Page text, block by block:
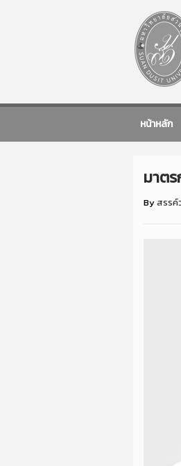
หน้าหลัก
มาต
Byสรรค์